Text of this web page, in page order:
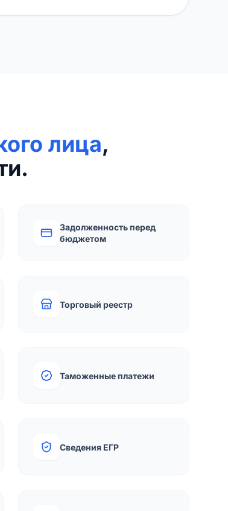
лица,
Задолженность перед
бюджетом
Торговый реестр
Таможенные платежи
Сведения ЕГР